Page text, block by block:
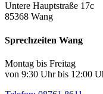
Untere Hauptstraße 17c
85368 Wang
Sprechzeiten Wang
Montag bis Freitag
von 9:30 Uhr bis 12:00